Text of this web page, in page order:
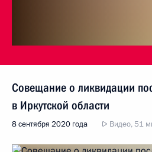
Совещание о ликвидации
в Иркутской области
8 сентября 2020 года Видео, 51